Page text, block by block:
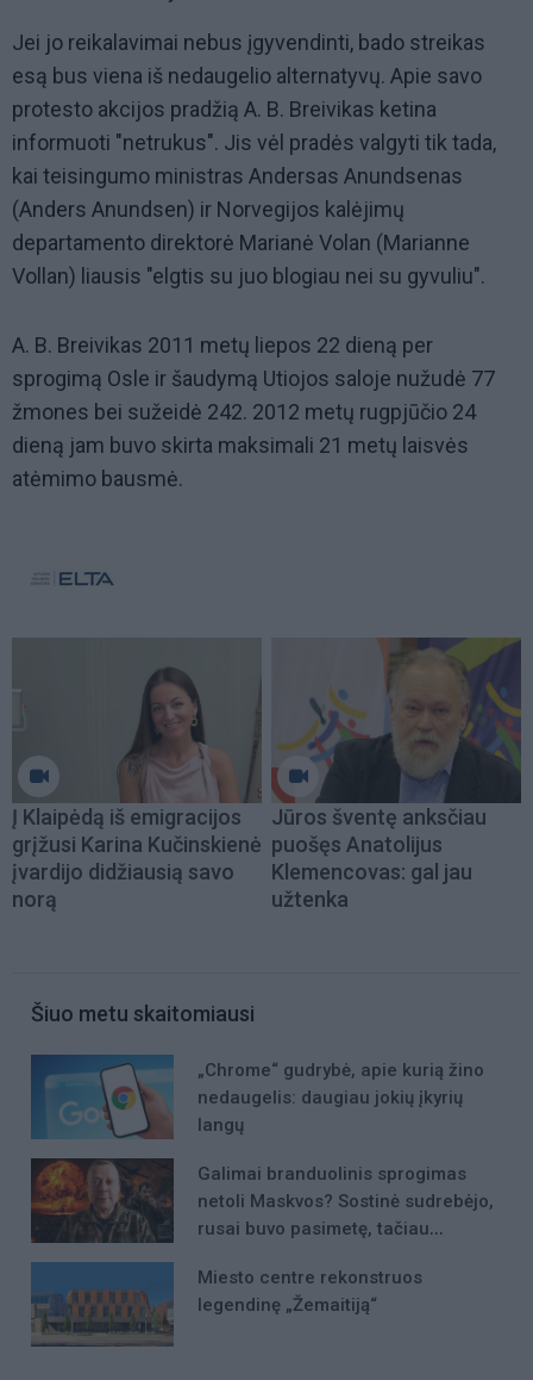
Jei jo reikalavimai nebus įgyvendinti, bado streikas
esą bus viena iš nedaugelio alternatyvų. Apie savo
protesto akcijos pradžią A. B. Breivikas ketina
informuoti "netrukus". Jis vėl pradės valgyti tik tada,
kai teisingumo ministras Andersas Anundsenas
(Anders Anundsen) ir Norvegijos kalėjimų
departamento direktorė Marianė Volan (Marianne
Vollan) liausis "elgtis su juo blogiau nei su gyvuliu".
A. B. Breivikas 2011 metų liepos 22 dieną per
sprogimą Osle ir šaudymą Utiojos saloje nužudė 77
žmones bei sužeidė 242. 2012 metų rugpjūčio 24
dieną jam buvo skirta maksimali 21 metų laisvės
atėmimo bausmė.
Į Klaipėdą iš emigracijos
grįžusi Karina Kučinskienė
įvardijo didžiausią savo
norą
Jūros šventę anksčiau
puošęs Anatolijus
Klemencovas: gal jau
užtenka
Šiuo metu skaitomiausi
„Chrome“ gudrybė, apie kurią žino
nedaugelis: daugiau jokių įkyrių
langų
Galimai branduolinis sprogimas
netoli Maskvos? Sostinė sudrebėjo,
rusai buvo pasimetę, tačiau
Miesto centre rekonstruos
legendinę „Žemaitiją“